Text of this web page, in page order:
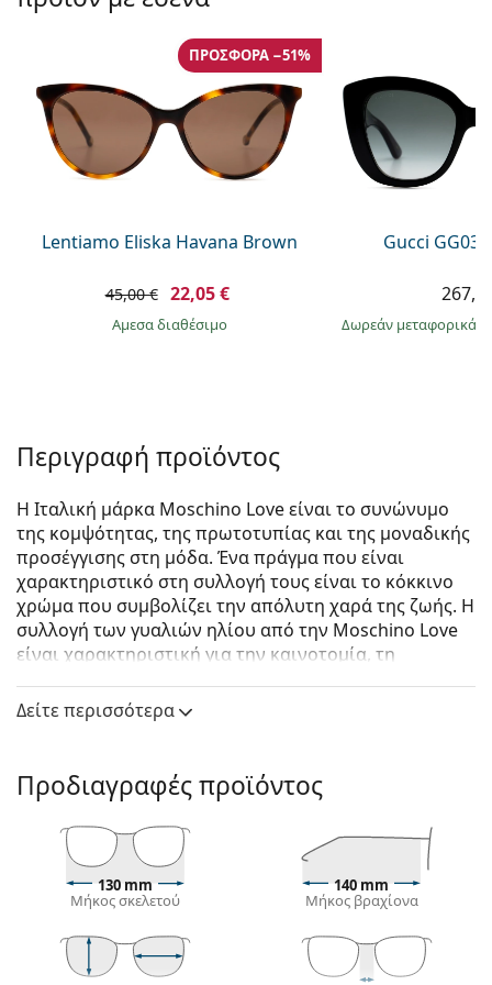
Persol
Όλες οι μάρκες
Lentiamo Eliska Havana Brown
ΠΡΟΣΦΟΡΆ −51%
45,00 € 22,05 €
άμεσα διαθέσιμο
Gucci
Δωρεάν μεταφορικά
Περιγραφή προϊόντος
Η Ιταλική μάρκα Moschino Love είναι το συνώνυμο
της κομψότητας, της πρωτοτυπίας και της μοναδικής
προσέγγισης στη μόδα. Ένα πράγμα που είναι
χαρακτηριστικό στη συλλογή τους είναι το κόκκινο
χρώμα που συμβολίζει την απόλυτη χαρά της ζωής. Η
συλλογή των γυαλιών ηλίου από την Moschino Love
είναι χαρακτηριστική για την καινοτομία, τη
παρουσία τους.
Σκελετός γυαλιών ηλίου
Το καφέ χρώμα του σκελετού ταιριάζει απόλυτα με
το ζεστό χρώμα του δέρματος και ανοιχτά καφέ,
μαύρα ή σκούρα ξανθά μαλλιά.
σκελετοί Cat Eye για γυαλιά ηλίουείναι η
ιδανική επιλογή για όσους έχουν οβάλ, σχήμα
καρδιάς ή σχήμα διαμαντιού στο πρόσωπο τους.
Δείτε περισσότερα
Προδιαγραφές προϊόντος
130 mm
Μήκος σκελετού
140 mm
Μήκος βραχίονα